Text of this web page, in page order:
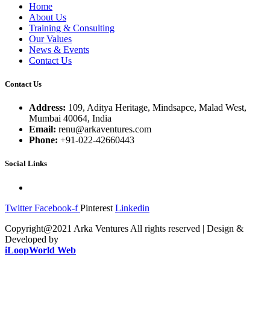
Home
About Us
Training & Consulting
Our Values
News & Events
Contact Us
Contact Us
Address: 109, Aditya Heritage, Mindsapce, Malad West,
Mumbai 40064, India
Email: renu@arkaventures.com
Phone: +91-022-42660443
Social Links
Twitter Facebook-f Pinterest Linkedin
Copyright@2021 Arka Ventures All rights reserved | Design &
Developed by
iLoopWorld Web